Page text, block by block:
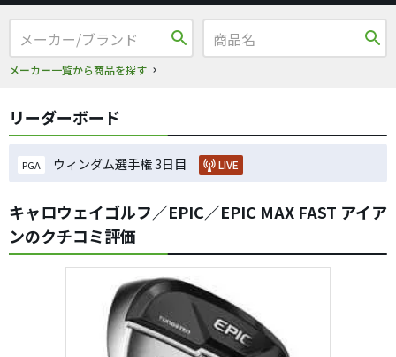
search
メーカー一覧から商品を探す
search
リーダーボード
PGA ウィンダム選手権 3日目 LIVE
キャロウェイゴルフ／EPIC／EPIC MAX FAST アイア
ンのクチコミ評価